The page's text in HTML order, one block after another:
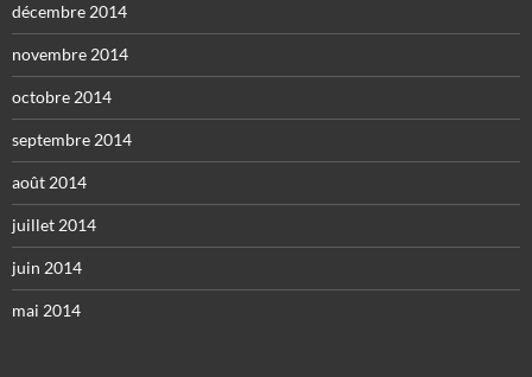
décembre 2014
novembre 2014
octobre 2014
septembre 2014
août 2014
juillet 2014
juin 2014
mai 2014